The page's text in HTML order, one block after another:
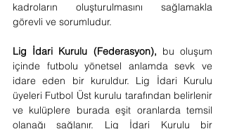
kadroların oluşturulmasını sağlamakla
görevli ve sorumludur.
Lig İdari Kurulu (Federasyon), bu oluşum
içinde futbolu yönetsel anlamda sevk ve
idare eden bir kuruldur. Lig İdari Kurulu
üyeleri Futbol Üst kurulu tarafından belirlenir
ve kulüplere burada eşit oranlarda temsil
olanağı sağlanır. Lig İdari Kurulu bir